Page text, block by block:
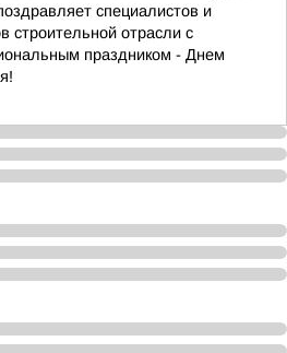
специалистов и
строительной отрасли с
праздником - Днем